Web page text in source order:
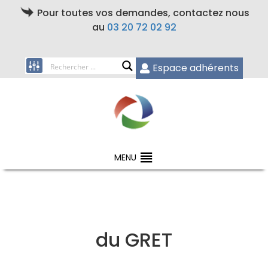
Pour toutes vos demandes, contactez nous
au 03 20 72 02 92
Espace adhérents
MENU
du GRET